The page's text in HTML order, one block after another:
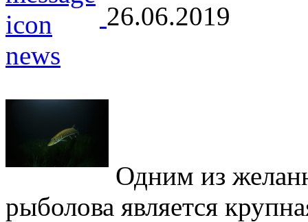
26.06.2019
Одним из
рыболова является